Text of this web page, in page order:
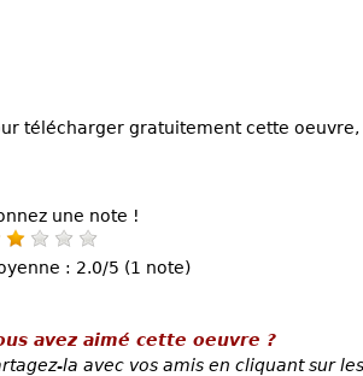
télécharger gratuitement cette
une note !
: 2.0/5 (1 note)
avez aimé cette oeuvre ?
la avec vos amis en cliquant sur